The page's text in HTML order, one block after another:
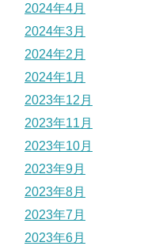
2024年4月
2024年3月
2024年2月
2024年1月
2023年12月
2023年11月
2023年10月
2023年9月
2023年8月
2023年7月
2023年6月